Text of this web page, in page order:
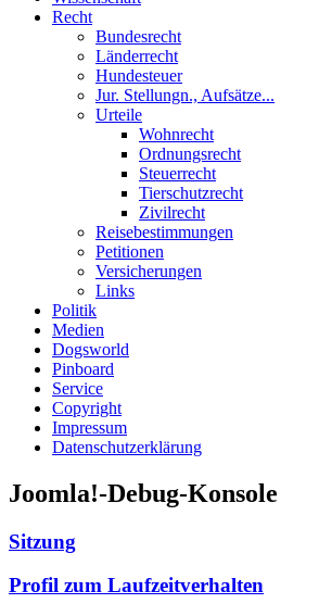
Recht
Bundesrecht
Länderrecht
Hundesteuer
Jur. Stellungn., Aufsätze...
Urteile
Wohnrecht
Ordnungsrecht
Steuerrecht
Tierschutzrecht
Zivilrecht
Reisebestimmungen
Petitionen
Versicherungen
Links
Politik
Medien
Dogsworld
Pinboard
Service
Copyright
Impressum
Datenschutzerklärung
Joomla!-Debug-Konsole
Sitzung
Profil zum Laufzeitverhalten